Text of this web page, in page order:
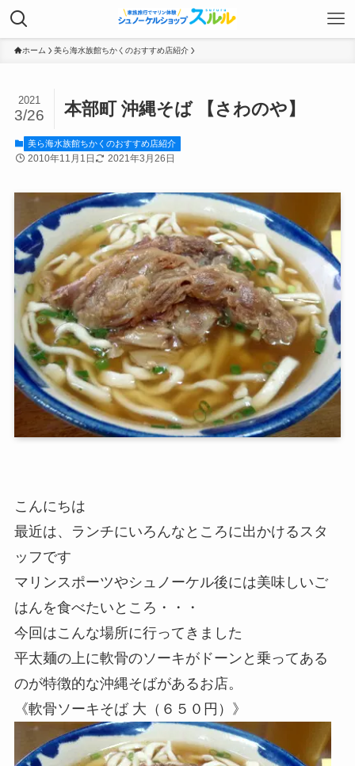
ホーム 美ら海水族館ちかくのおすすめ店紹介
本部町 沖縄そば 【さわのや】
2021
3/26
美ら海水族館ちかくのおすすめ店紹介
2010年11月1日 2021年3月26日
こんにちは
最近は、ランチにいろんなところに出かけるスタ
ッフです
マリンスポーツやシュノーケル後には美味しいご
はんを食べたいところ・・・
今回はこんな場所に行ってきました
平太麺の上に軟骨のソーキがドーンと乗ってある
のが特徴的な沖縄そばがあるお店。
《軟骨ソーキそば 大（６５０円）》